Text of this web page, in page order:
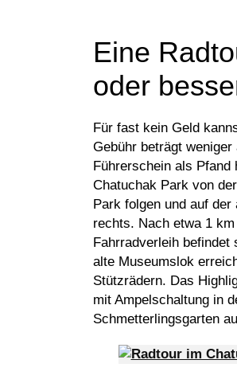
Eine
oder
Für fast kein Geld
Gebühr beträgt
Führerschein als
Chatuchak Park von
Park folgen und auf
rechts. Nach etwa 1
Fahrradverleih befindet
alte Museumslok
Stützrädern. Das
mit Ampelschaltung in
Schmetterlingsgarten